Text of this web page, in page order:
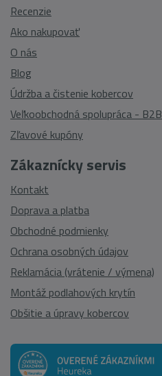
Zákaznícky servis
Kontakt
Doprava a platba
Obchodné podmienky
Ochrana osobných údajov
Reklamácia (vrátenie / výmena)
Montáž podlahových krytín
Obšitie a úpravy kobercov
Recenzie
Ako nakupovať
O nás
Blog
Údržba a čistenie kobercov
Veľkoobchodná spolupráca - B2B
Zľavové kupóny